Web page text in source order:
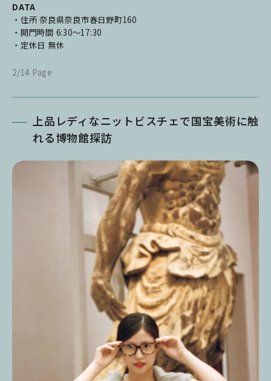
DATA
・住所 奈良県奈良市春日野町160
・開門時間 6:30～17:30
・定休日 無休
2/14 Page
上品レディなニットビスチェで国宝美術に触
れる博物館探訪